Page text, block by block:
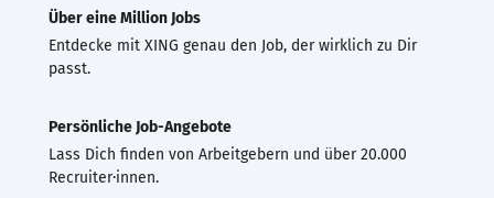
Über eine Million Jobs
Entdecke mit XING genau den Job, der wirklich zu Dir
passt.
Persönliche Job-Angebote
Lass Dich finden von Arbeitgebern und über 20.000
Recruiter·innen.